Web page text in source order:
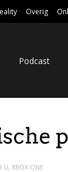
Overig
Podcast
U, XBOX ONE